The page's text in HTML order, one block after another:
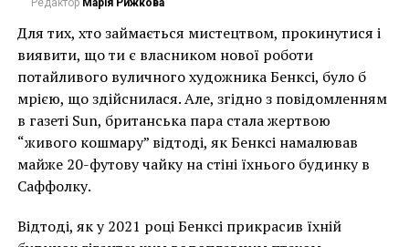
протестувальників у
Гаазі, згідно з
репортажем Guardian.
“Ви відчуваєте
обурення? Добре. А де
це почуття, коли ви
бачите, як знищують
планету?”
Редактор Марія Рижкова
Для тих, хто займається мистецтвом, прокинутися і
виявити, що ти є власником нової роботи
потайливого вуличного художника Бенксі, було б
мрією, що здійснилася. Але, згідно з повідомленням
в газеті Sun, британська пара стала жертвою
“живого кошмару” відтоді, як Бенксі намалював
майже 20-футову чайку на стіні їхнього будинку в
Саффолку.
Відтоді, як у 2021 році Бенксі прикрасив їхній